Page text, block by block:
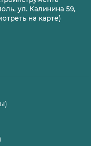
ул. Калинина 59,
на карте)